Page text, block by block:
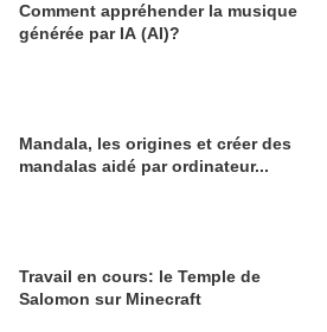
Comment appréhender la musique
générée par IA (AI)?
Mandala, les origines et créer des
mandalas aidé par ordinateur...
Travail en cours: le Temple de
Salomon sur Minecraft